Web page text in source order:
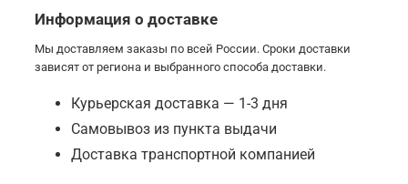
Информация о доставке
Мы доставляем заказы по всей России. Сроки доставки
зависят от региона и выбранного способа доставки.
Курьерская доставка — 1-3 дня
Самовывоз из пункта выдачи
Доставка транспортной компанией